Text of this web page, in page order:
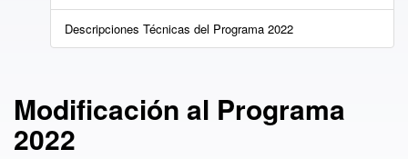
Descripciones Técnicas del Programa 2022
Modificación al Programa
2022